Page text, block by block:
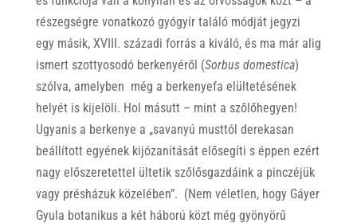
részegségre vonatkozó gyógyír találó módját jegyzi
egy másik, XVIII. századi forrás a kiváló, és ma már alig
ismert szottyosodó berkenyéről (Sorbus domestica)
szólva, amelyben még a berkenyefa elültetésének
helyét is kijelöli. Hol másutt – mint a szőlőhegyen!
Ugyanis a berkenye a „savanyú musttól derekasan
beállított egyének kijózanítását elősegíti s éppen ezért
nagy előszeretettel ültetik szőlősgazdáink a pinczéjük
vagy présházuk közelében”. (Nem véletlen, hogy Gáyer
Gyula botanikus a két háború közt még gyönyörű